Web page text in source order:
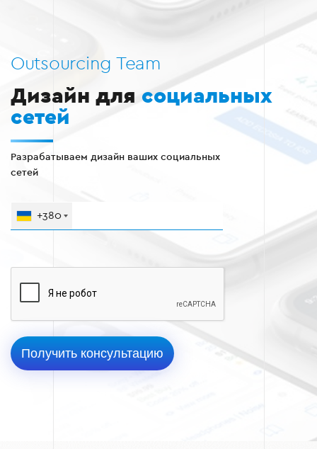
Outsourcing Team
Дизайн для социальных
сетей
Разрабатываем дизайн ваших социальных
сетей
+380